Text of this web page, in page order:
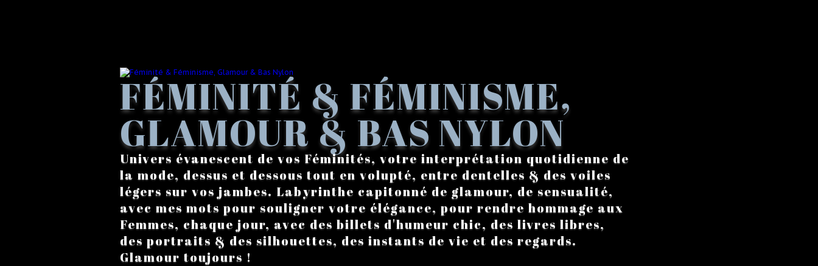
FÉMINITÉ & FÉMINISME,
GLAMOUR & BAS NYLON
Univers évanescent de vos Féminités, votre interprétation quotidienne de
la mode, dessus et dessous tout en volupté, entre dentelles & des voiles
légers sur vos jambes. Labyrinthe capitonné de glamour, de sensualité,
avec mes mots pour souligner votre élégance, pour rendre hommage aux
Femmes, chaque jour, avec des billets d'humeur chic, des livres libres,
des portraits & des silhouettes, des instants de vie et des regards.
Glamour toujours !